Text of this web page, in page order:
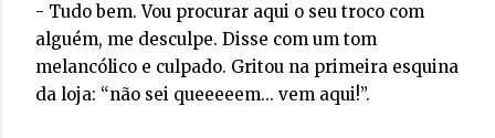
- Tudo bem. Vou procurar aqui o seu troco com
alguém, me desculpe. Disse com um tom
melancólico e culpado. Gritou na primeira esquina
da loja: “não sei queeeeem... vem aqui!”.